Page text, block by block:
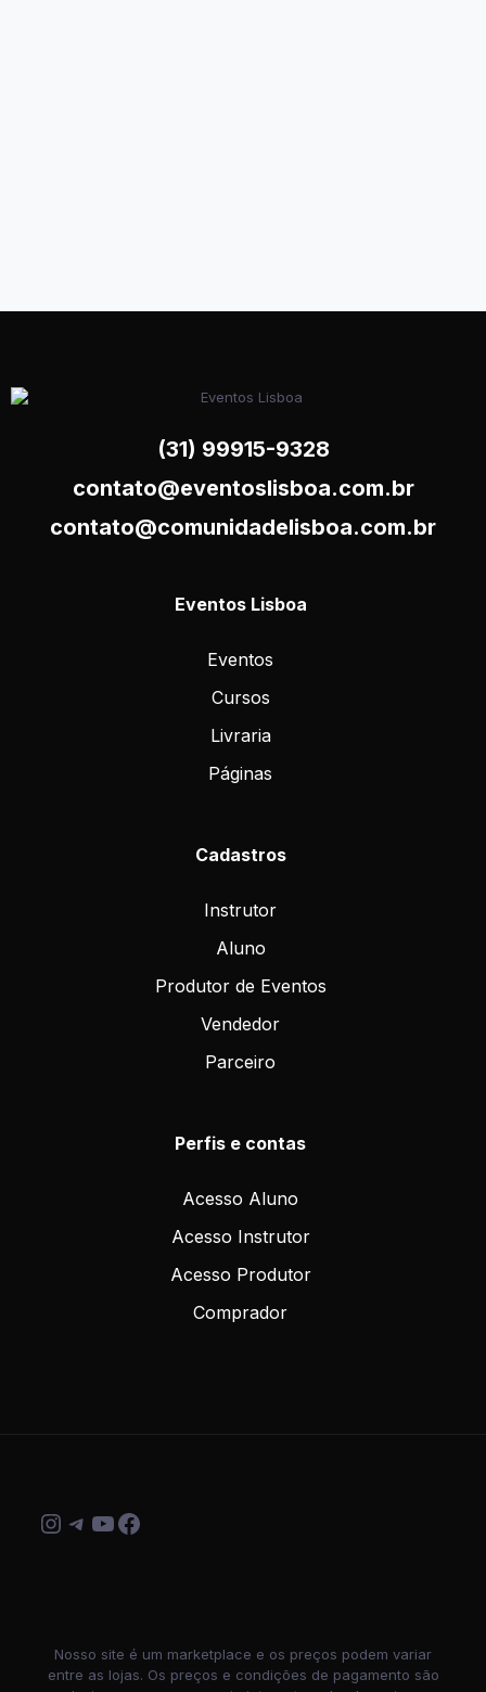
(31) 99915-9328
contato@eventoslisboa.com.br
contato@comunidadelisboa.com.br
Eventos Lisboa
Eventos
Cursos
Livraria
Páginas
Cadastros
Instrutor
Aluno
Produtor de Eventos
Vendedor
Parceiro
Perfis e contas
Acesso Aluno
Acesso Instrutor
Acesso Produtor
Comprador
Instagram
Telegram
Youtube
Facebook
Nosso site é um marketplace e os preços podem variar
entre as lojas. Os preços e condições de pagamento são